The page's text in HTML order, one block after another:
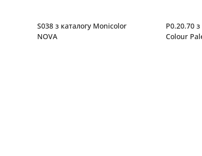
S038 з каталогу Monicolor
NOVA
P0.20.70
Colour